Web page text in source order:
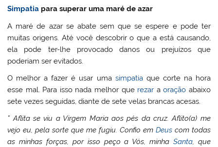
Simpatia para superar uma maré de azar
A maré de azar se abate sem que se espere e pode ter
muitas origens. Até você descobrir o que a está causando,
ela pode ter-lhe provocado danos ou prejuízos que
poderiam ser evitados.
O melhor a fazer é usar uma simpatiaque corte na hora
esse mal. Para isso nada melhor que rezar aoração abaixo
sete vezes seguidas, diante de sete velas brancas acesas.
” Aflita se viu a Virgem Maria aos pés da cruz. Aflito(a) me
vejo eu, pela sorte que me fugiu. Confio em Deuscom todas
as minhas forças, por isso peço a Vós, minha Santa, que